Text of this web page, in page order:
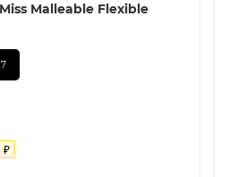
Malleable Flexible
₽